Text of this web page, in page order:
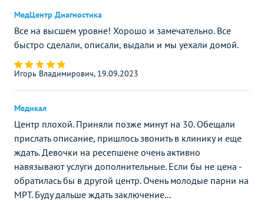
МедЦентр Диагностика
Все на высшем уровне! Хорошо и замечательно. Все
быстро сделали, описали, выдали и мы уехали домой.
Игорь Владимирович, 19.09.2023
Медикал
Центр плохой. Приняли позже минут на 30. Обещали
прислать описание, пришлось звонить в клинику и еще
ждать. Девочки на ресепшене очень активно
навязывают услуги дополнительные. Если бы не цена -
обратилась бы в другой центр. Очень молодые парни на
МРТ. Буду дальше ждать заключение...